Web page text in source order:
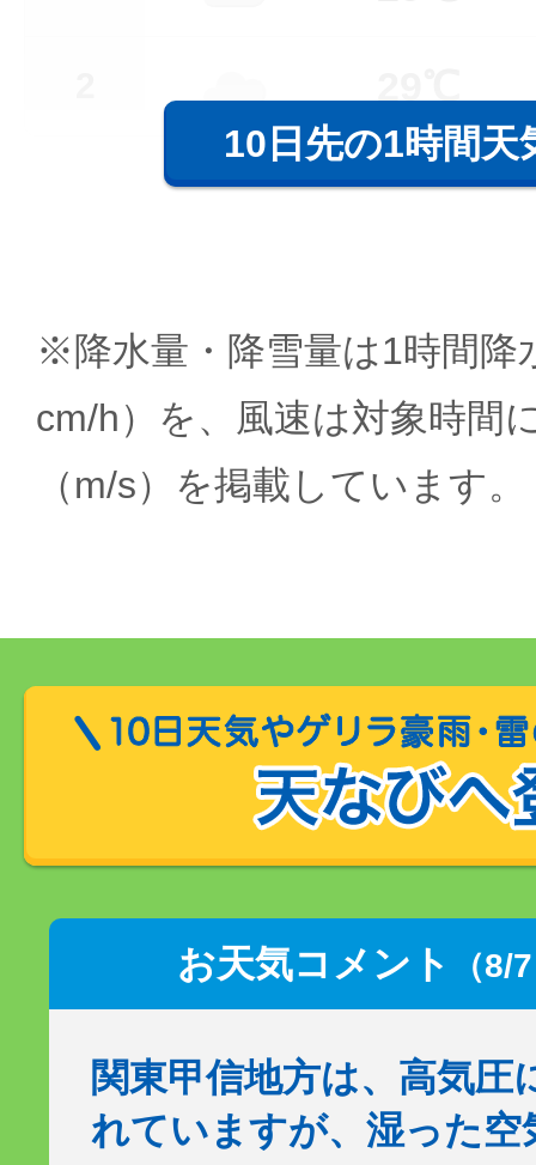
10日先の1時間天
※降水量・降雪量は1時間降
cm/h）を、風速は対象時間
（m/s）を掲載しています。
お天気コメント （8/
関東甲信地方は、高気圧
れていますが、湿った空